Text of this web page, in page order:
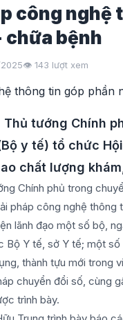
công
chữa bệnh
👁️ 143 lượt xem
tướng Chính
y tế) tổ chức
chất lượng
Chính phủ trong
pháp công nghệ thông
lãnh đạo một số bộ,
Bộ Y tế, sở Y tế; một
thành tựu mới
chuyển đổi số, cùng
trình bày.